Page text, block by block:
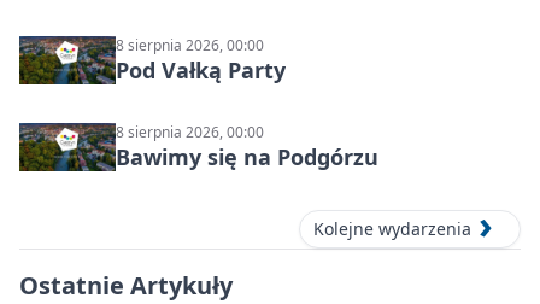
8 sierpnia 2026, 00:00
Pod Vałką Party
8 sierpnia 2026, 00:00
Bawimy się na Podgórzu
Kolejne wydarzenia
Ostatnie Artykuły